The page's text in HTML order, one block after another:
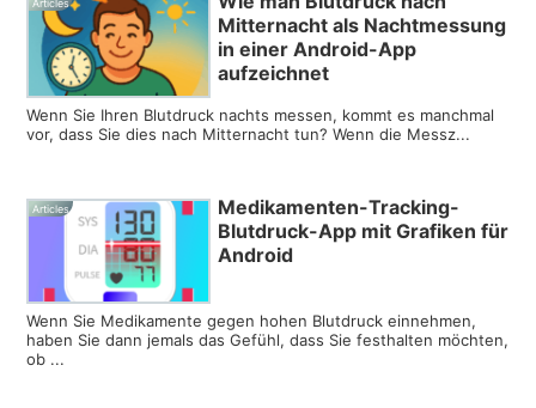
Articles
Mitternacht als Nachtmessung
in einer Android-App
aufzeichnet
Wenn Sie Ihren Blutdruck nachts messen, kommt es manchmal
vor, dass Sie dies nach Mitternacht tun? Wenn die Messz...
Articles
Medikamenten-Tracking-
Blutdruck-App mit Grafiken für
Android
Wenn Sie Medikamente gegen hohen Blutdruck einnehmen,
haben Sie dann jemals das Gefühl, dass Sie festhalten möchten,
ob ...